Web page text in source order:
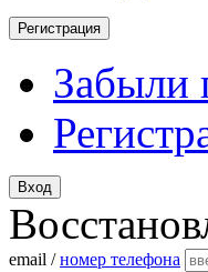
Регистрация
Забыли
Вход
email /номер телефона